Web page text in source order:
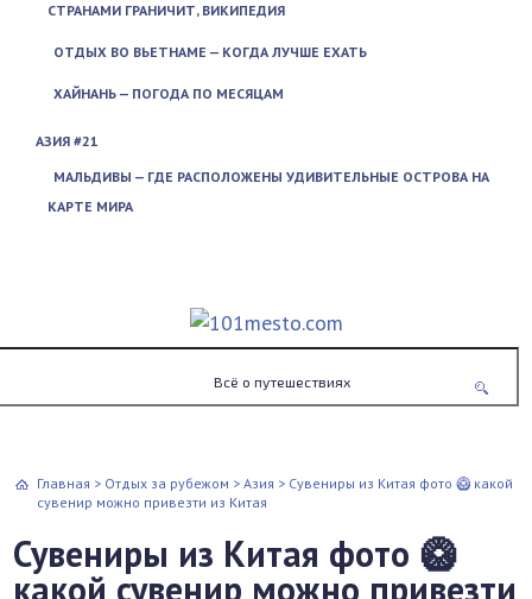
СТРАНАМИ ГРАНИЧИТ, ВИКИПЕДИЯ
ОТДЫХ ВО ВЬЕТНАМЕ — КОГДА ЛУЧШЕ ЕХАТЬ
ХАЙНАНЬ — ПОГОДА ПО МЕСЯЦАМ
АЗИЯ #21
МАЛЬДИВЫ — ГДЕ РАСПОЛОЖЕНЫ УДИВИТЕЛЬНЫЕ ОСТРОВА НА
КАРТЕ МИРА
Всё о путешествиях
Главная > Отдых за рубежом >Азия > Сувениры из Китая фото 🥝 какой
сувенир можно привезти из Китая
Сувениры из Китая фото 🥝
какой сувенир можно привезти